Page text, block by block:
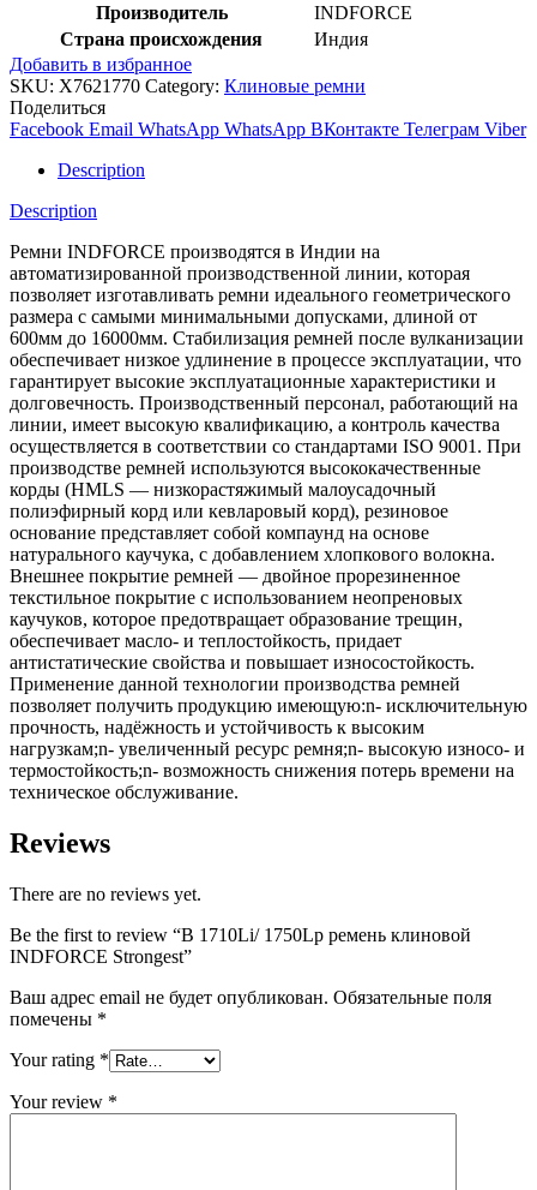
Производитель
INDFORCE
Страна происхождения
Индия
Добавить в избранное
SKU: X7621770 Category: Клиновые ремни
Поделиться
Facebook Email WhatsApp WhatsApp ВКонтакте Телеграм Viber
Description
Description
Ремни INDFORCE производятся в Индии на
автоматизированной производственной линии, которая
позволяет изготавливать ремни идеального геометрического
размера с самыми минимальными допусками, длиной от
600мм до 16000мм. Стабилизация ремней после вулканизации
обеспечивает низкое удлинение в процессе эксплуатации, что
гарантирует высокие эксплуатационные характеристики и
долговечность. Производственный персонал, работающий на
линии, имеет высокую квалификацию, а контроль качества
осуществляется в соответствии со стандартами ISO 9001. При
производстве ремней используются высококачественные
корды (HMLS — низкорастяжимый малоусадочный
полиэфирный корд или кевларовый корд), резиновое
основание представляет собой компаунд на основе
натурального каучука, с добавлением хлопкового волокна.
Внешнее покрытие ремней — двойное прорезиненное
текстильное покрытие с использованием неопреновых
каучуков, которое предотвращает образование трещин,
обеспечивает масло- и теплостойкость, придает
антистатические свойства и повышает износостойкость.
Применение данной технологии производства ремней
позволяет получить продукцию имеющую:n- исключительную
прочность, надёжность и устойчивость к высоким
нагрузкам;n- увеличенный ресурс ремня;n- высокую износо- и
термостойкость;n- возможность снижения потерь времени на
техническое обслуживание.
Reviews
There are no reviews yet.
Be the first to review “B 1710Li/ 1750Lp ремень клиновой
INDFORCE Strongest”
Ваш адрес email не будет опубликован. Обязательные поля
помечены *
Your rating *
Your review *